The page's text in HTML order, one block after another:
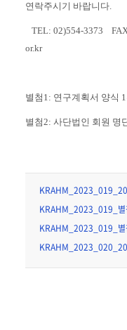
연락주시기 바랍니다.
TEL: 02)554-3373
or.kr
별첨1: 연구계획서 양식
별첨2: 사단법인 회원 명
KRAHM_2023_019_
KRAHM_2023_019_